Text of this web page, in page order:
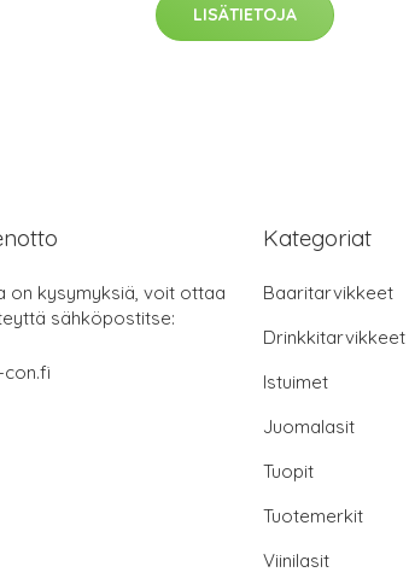
LISÄTIETOJA
on kysymyksiä, voit ottaa
sähköpostitse:
Kategoriat
Baaritarvikkeet
Drinkkitarvikkeet
Istuimet
Juomalasit
Tuopit
Tuotemerkit
Viinilasit